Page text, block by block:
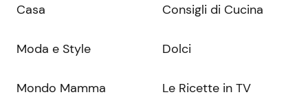
Casa
Moda e Style
Mondo Mamma
Consigli di Cucina
Dolci
Le Ricette in TV